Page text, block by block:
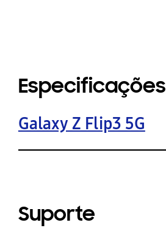
Especificações
Galaxy Z Flip3 5G
Suporte